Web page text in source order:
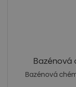
Bazénová
Bazénová